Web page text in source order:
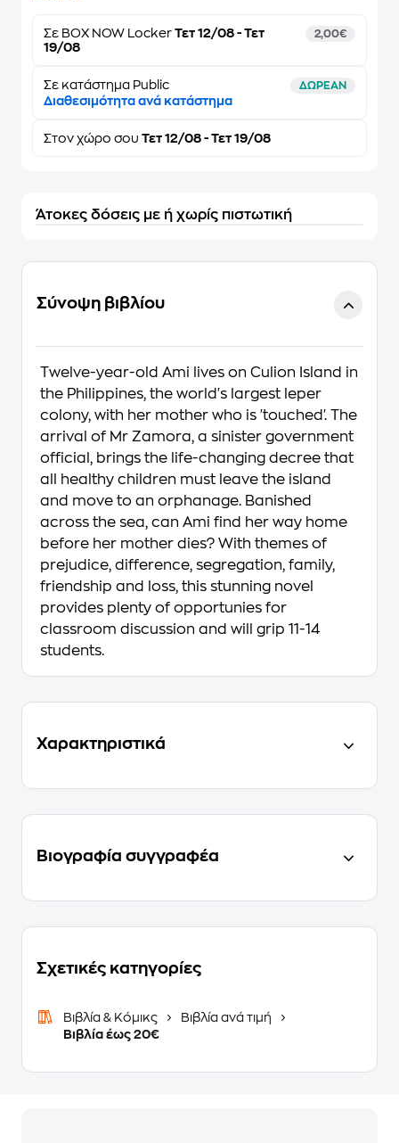
Σε BOX NOW Locker Τετ 12/08 - Τετ
19/08
2,00€
Σε κατάστημα Public ΔΩΡΕΑΝ
Διαθεσιμότητα ανά κατάστημα
Στον χώρο σου Τετ 12/08 - Τετ 19/08
Άτοκες δόσεις με ή χωρίς πιστωτική
Σύνοψη βιβλίου
Twelve-year-old Ami lives on Culion Island in
the Philippines, the world's largest leper
colony, with her mother who is 'touched'. The
arrival of Mr Zamora, a sinister government
official, brings the life-changing decree that
all healthy children must leave the island
and move to an orphanage. Banished
across the sea, can Ami find her way home
before her mother dies? With themes of
prejudice, difference, segregation, family,
friendship and loss, this stunning novel
provides plenty of opportunies for
classroom discussion and will grip 11-14
students.
Χαρακτηριστικά
Βιογραφία συγγραφέα
Σχετικές κατηγορίες
Βιβλία & Κόμικς
Βιβλία ανά τιμή
Βιβλία έως 20€